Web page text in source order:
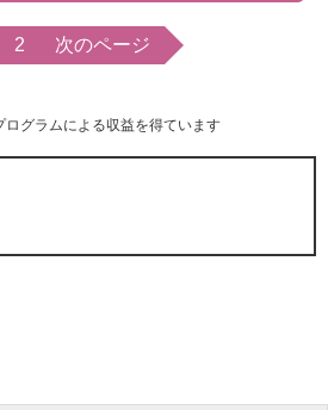
2 次のページ
グラムによる収益を得ています